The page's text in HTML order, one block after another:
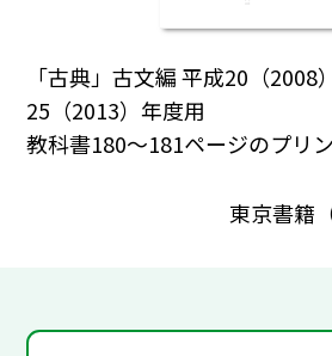
「古典」古文編 平成20（2008
25（2013）年度用
教科書180～181ページのプリ
東京書籍